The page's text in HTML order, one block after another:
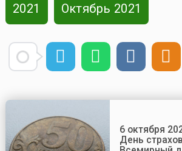
2021 Октябрь 2021
6 октября
День